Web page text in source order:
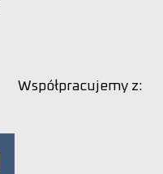
Współpracujemy z: